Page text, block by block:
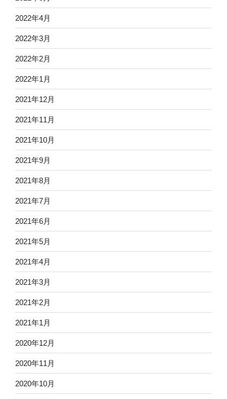
2022年4月
2022年3月
2022年2月
2022年1月
2021年12月
2021年11月
2021年10月
2021年9月
2021年8月
2021年7月
2021年6月
2021年5月
2021年4月
2021年3月
2021年2月
2021年1月
2020年12月
2020年11月
2020年10月